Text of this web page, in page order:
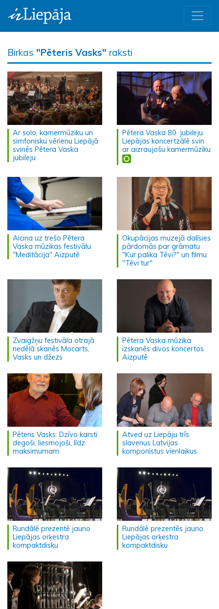
Birkas "Pēteris Vasks" raksti
Ar solo, kamermūziku un
simfonisku vērienu Liepājā
svinēs Pētera Vaska
jubileju
Pētera Vaska 80. jubileju
Liepājas koncertzālē svin
ar aizraujošu kamermūziku
Aicina uz trešo Pētera
Vaska mūzikas festivālu
"Meditācija" Aizputē
Okupācijas muzejā dalīsies
pārdomās par grāmatu
"Kur palika Tēvi?" un filmu
"Tēvi tur"
Zvaigžņu festivāla otrajā
nedēļā skanēs Mocarts,
Vasks un džezs
Pētera Vaska mūzika
izskanēs divos koncertos
Aizputē
Pēteris Vasks: Dzīvo karsti
degoši, liesmojoši, līdz
maksimumam
Atved uz Liepāju trīs
slavenus Latvijas
komponistus vienlaikus
Rundālē prezentē jauno
Liepājas orķestra
kompaktdisku
Rundālē prezentēs jauno
Liepājas orķestra
kompaktdisku